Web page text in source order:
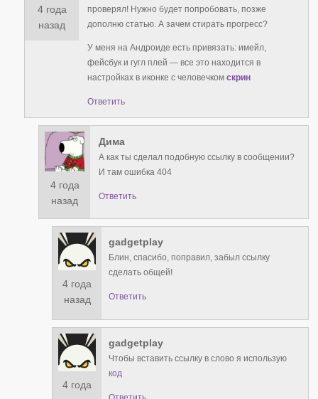
4 года
назад
проверял! Нужно будет попробовать, позже
дополню статью. А зачем стирать прогресс?
У меня на Андроиде есть привязать: имейл,
фейсбук и гугл плей — все это находится в
настройках в иконке с человечкомскрин
Ответить
4 года
назад
Дима
А как ты сделал подобную ссылку в сообщении?
И там ошибка 404
Ответить
4 года
назад
gadgetplay
Блин, спасибо, поправил, забыл ссылку
сделать общей!
Ответить
4 года
gadgetplay
Чтобы вставить ссылку в слово я использую
код